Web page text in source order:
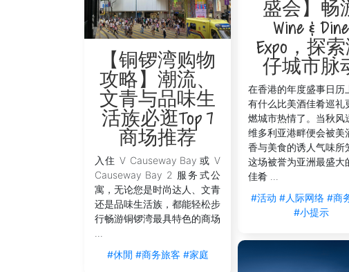
盛会】畅
Wine & Dine
Expo，探
仔城市脉
在香港的年度盛事日历
有什么比美酒佳肴巡礼
燃城市热情了。当秋风
维多利亚港畔便会被美
香与美食的诱人气味所
这场被誉为亚洲最盛大
佳肴 ...
#活动 #人际网络 #商
#小提示
【铜锣湾购物
攻略】潮流、
文青与品味生
活族必逛Top 7
商场推荐
入住 V Causeway Bay 或 V
Causeway Bay 2 服务式公
寓，无论您是时尚达人、文青
还是品味生活族，都能轻松步
行畅游铜锣湾最具特色的商场
#休閒 #商务旅客 #家庭